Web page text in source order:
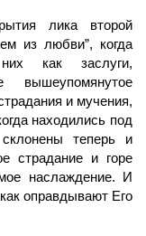
лика второй
из любви”, когда
как заслуги,
вышеупомянутое
и мучения,
находились под
теперь и
страдание и горе
наслаждение. И
оправдывают Его